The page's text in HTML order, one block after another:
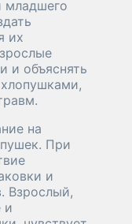
младшего
их
и объяснять
на
При
и
Взрослый,
и